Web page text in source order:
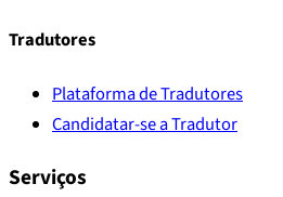
Tradutores
Plataforma de Tradutores
Candidatar-se a Tradutor
Serviços